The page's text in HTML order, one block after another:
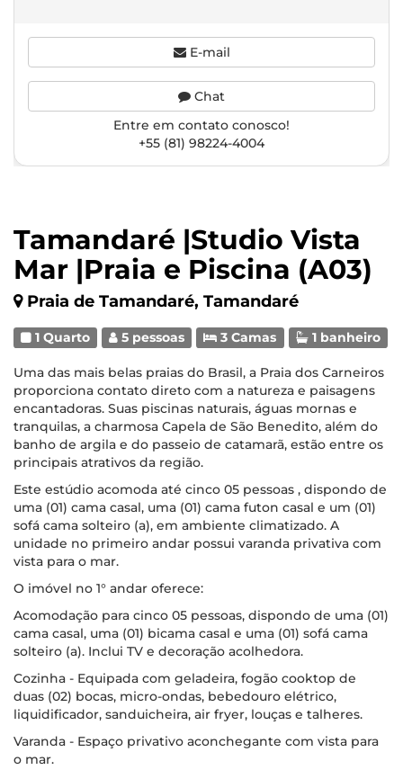
Tamandaré |Studio Vista
Mar |Praia e Piscina (A03)
Praia de Tamandaré, Tamandaré
1 Quarto 5 pessoas 3 Camas 1 banheiro
Uma das mais belas praias do Brasil, a Praia dos Carneiros
proporciona contato direto com a natureza e paisagens
encantadoras. Suas piscinas naturais, águas mornas e
tranquilas, a charmosa Capela de São Benedito, além do
banho de argila e do passeio de catamarã, estão entre os
principais atrativos da região.
Este estúdio acomoda até cinco 05 pessoas , dispondo de
uma (01) cama casal, uma (01) cama futon casal e um (01)
sofá cama solteiro (a), em ambiente climatizado. A
unidade no primeiro andar possui varanda privativa com
vista para o mar.
O imóvel no 1° andar oferece:
Acomodação para cinco 05 pessoas, dispondo de uma (01)
cama casal, uma (01) bicama casal e uma (01) sofá cama
solteiro (a). Inclui TV e decoração acolhedora.
Cozinha - Equipada com geladeira, fogão cooktop de
duas (02) bocas, micro-ondas, bebedouro elétrico,
liquidificador, sanduicheira, air fryer, louças e talheres.
Varanda - Espaço privativo aconchegante com vista para
o mar.
E-mail
Chat
Entre em contato conosco!
+55 (81) 98224-4004